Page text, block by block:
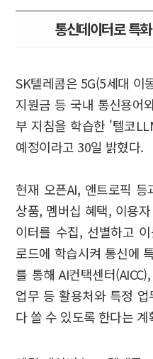
통신데이터로 특
SK텔레콤은 5G(5세대 이
지원금 등 국내 통신용어
부 지침을 학습한 '텔코
예정이라고 30일 밝혔다.
현재 오픈AI, 앤트로픽
상품, 멤버십 혜택, 이용
이터를 수집, 선별하고
로드에 학습시켜 통신에
를 통해 AI컨택센터
업무 등 활용처와 특정
다 쓸 수 있도록 한다는 계